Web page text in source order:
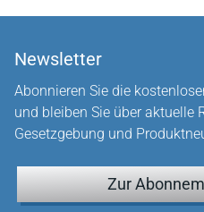
Newsletter
Abonnieren Sie die
und bleiben Sie über aktuelle
Gesetzgebung und
Zur